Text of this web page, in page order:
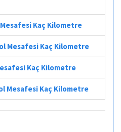
Mesafesi Kaç Kilometre
Mesafesi Kaç Kilometre
Kaç Kilometre
Mesafesi Kaç Kilometre